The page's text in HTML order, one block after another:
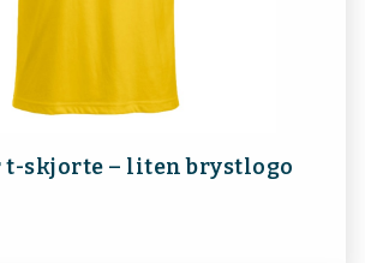
skjorte – liten brystlogo